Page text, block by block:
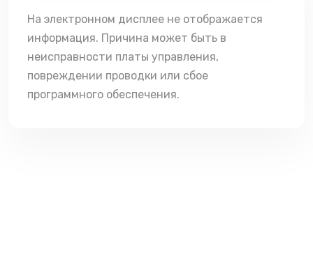
На электронном дисплее не отображается
информация. Причина может быть в
неисправности платы управления,
повреждении проводки или сбое
программного обеспечения.